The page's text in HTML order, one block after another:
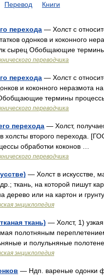
Перевод Книги
перехода — Холст с
одонков и коконного
сырец Обобщающие термины
переводчика
перехода — Холст с
и коконного неразмота
термины процессы
переводчика
перехода — Холст,
в холсты второго перехода.
обработки коконов …
переводчика
— Холст в искусстве,
ткань, на которой пишут
дерево или на картон и
энциклопедия
ткань) — Холст, 1)
полотняным
и полульняные
энциклопедия
— Ндп. вареные одонки